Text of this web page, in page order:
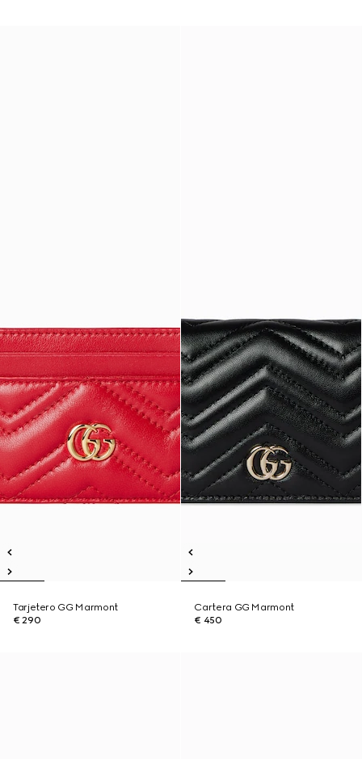
Tarjetero GG Marmont
€ 290
Cartera GG Marmont
€ 450